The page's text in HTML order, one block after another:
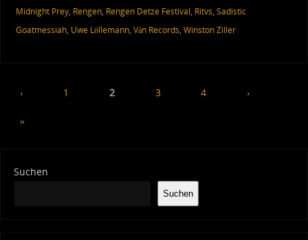
Midnight Prey, Rengen, Rengen Detze Festival, Ritvs, Sadistic
Goatmessiah, Uwe Löllemann, Ván Records, Winston Ziller
‹ 1 2 3 4 ›
»
Suchen
Suchen